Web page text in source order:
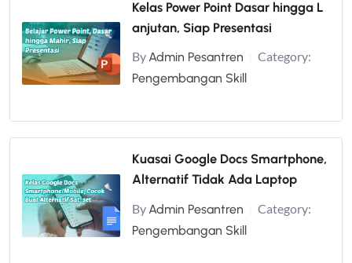
Kelas Power Point Dasar hingga L
anjutan, Siap Presentasi
ByAdmin Pesantren
Category:
Pengembangan Skill
Kuasai Google Docs Smartphone,
Alternatif Tidak Ada Laptop
By Admin Pesantren
Category:
Pengembangan Skill